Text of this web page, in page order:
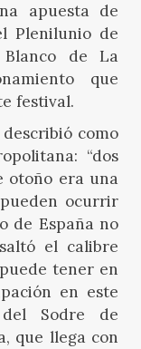
apuesta de
Plenilunio de
de La
que
festival.
como
“dos
otoño era una
ocurrir
de España no
el calibre
tener en
en este
Sodre de
que llega con